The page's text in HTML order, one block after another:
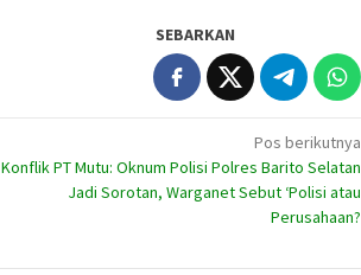
SEBARKAN
Pos berikutnya
Konflik PT Mutu: Oknum Polisi Polres Barito Selatan
Jadi Sorotan, Warganet Sebut ‘Polisi atau
Perusahaan?